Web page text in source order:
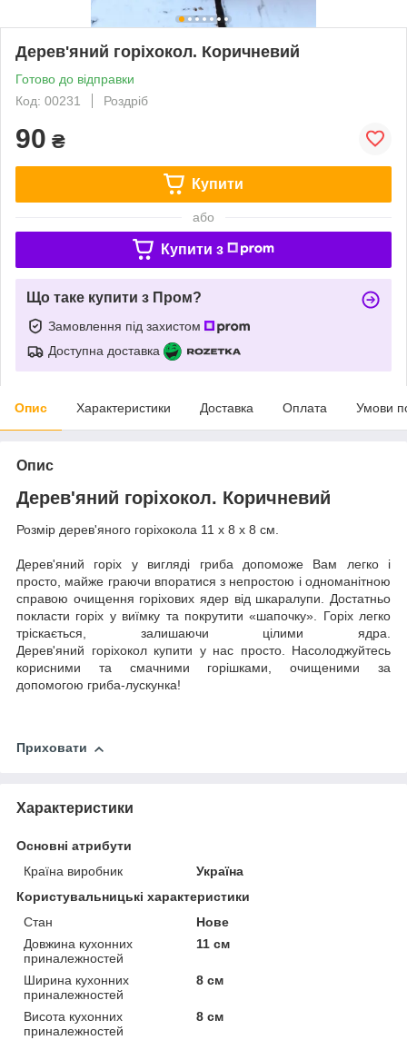
Дерев'яний горіхокол. Коричневий
Готово до відправки
Код: 00231
Роздріб
90 ₴
Купити
або
Купити з
Що таке купити з Пром?
Замовлення під захистом
Доступна доставка
Опис Характеристики Доставка Оплата Умови
Опис
Дерев'яний горіхокол. Коричневий
Розмір дерев'яного горіхокола 11 х 8 х 8 см.
Дерев'яний горіх у вигляді гриба допоможе Вам легко і
просто, майже граючи впоратися з непростою і одноманітною
справою очищення горіхових ядер від шкаралупи. Достатньо
покласти горіх у виїмку та покрутити «шапочку». Горіх легко
тріскається, залишаючи цілими ядра.
Дерев'яний горіхокол купити у нас просто. Насолоджуйтесь
корисними та смачними горішками, очищеними за
допомогою гриба-лускунка!
Приховати
Характеристики
Основні атрибути
Країна виробник
Україна
Користувальницькі характеристики
Стан
Нове
Довжина кухонних
приналежностей
11 см
Ширина кухонних
приналежностей
8 см
Висота кухонних
приналежностей
8 см